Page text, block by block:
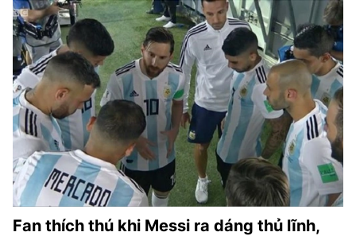
Fan thích thú khi Messi ra dáng thủ lĩnh,